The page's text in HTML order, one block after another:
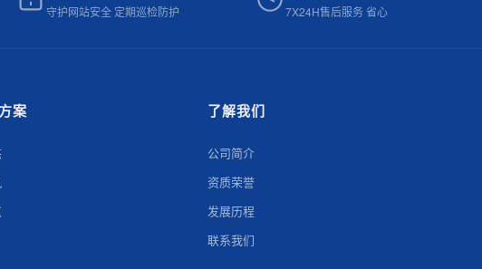
守护网站安全 定期巡检防护 7X24H售后服务 省心
案 了解我们
公司简介
资质荣誉
发展历程
联系我们